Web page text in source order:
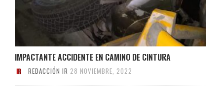
IMPACTANTE ACCIDENTE EN CAMINO DE CINTURA
REDACCIÓN IR 28 NOVIEMBRE, 2022